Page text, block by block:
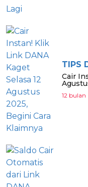
TIPS
Cair
12 bulan